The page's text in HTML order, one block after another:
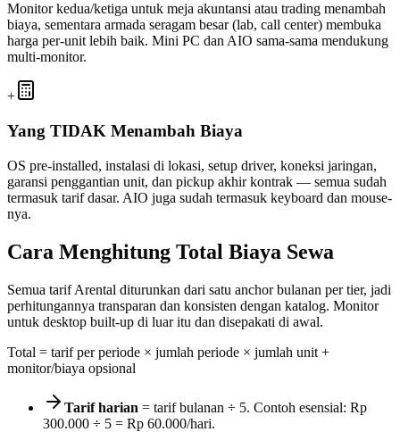
Monitor kedua/ketiga untuk meja akuntansi atau trading menambah
biaya, sementara armada seragam besar (lab, call center) membuka
harga per-unit lebih baik. Mini PC dan AIO sama-sama mendukung
multi-monitor.
+
Yang TIDAK Menambah Biaya
OS pre-installed, instalasi di lokasi, setup driver, koneksi jaringan,
garansi penggantian unit, dan pickup akhir kontrak — semua sudah
termasuk tarif dasar. AIO juga sudah termasuk keyboard dan mouse-
nya.
Cara Menghitung Total Biaya Sewa
Semua tarif Arental diturunkan dari satu anchor bulanan per tier, jadi
perhitungannya transparan dan konsisten dengan katalog. Monitor
untuk desktop built-up di luar itu dan disepakati di awal.
Total = tarif per periode × jumlah periode × jumlah unit +
monitor/biaya opsional
Tarif harian = tarif bulanan ÷ 5. Contoh esensial: Rp
300.000 ÷ 5 = Rp 60.000/hari.